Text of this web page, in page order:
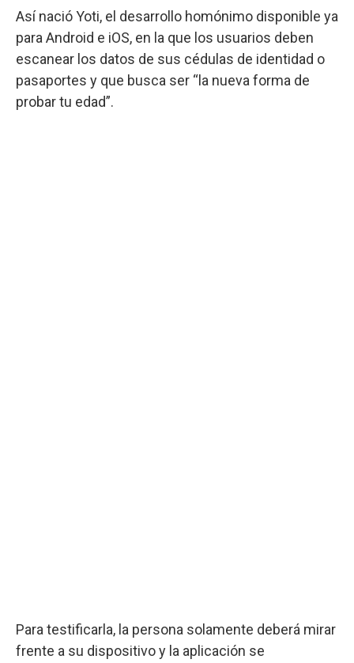
Así nació Yoti, el desarrollo homónimo disponible ya
para Android e iOS, en la que los usuarios deben
escanear los datos de sus cédulas de identidad o
pasaportes y que busca ser “la nueva forma de
probar tu edad”.
Para testificarla, la persona solamente deberá mirar
frente a su dispositivo y la aplicación se